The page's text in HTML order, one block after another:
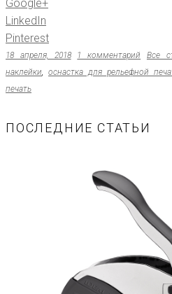
Google+
LinkedIn
Pinterest
18 апреля, 2018 1 комментарий Все
наклейки
оснастка для рельефной
печать
ПОСЛЕДНИЕ СТАТЬИ